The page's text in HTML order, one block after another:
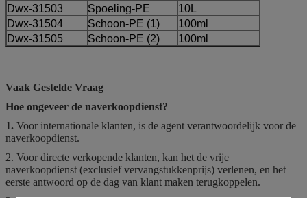
Dwx-31503
Spoeling-PE
10L
Dwx-31504
Schoon-PE (1)
100ml
Dwx-31505
Schoon-PE (2) 100ml
Vaak Gestelde Vraag
Hoe ongeveer de naverkoopdienst?
1. Voor internationale klanten, is de agent verantwoordelijk voor de
naverkoopdienst.
2. Voor directe verkopende klanten, kan het de vrije
naverkoopdienst (exclusief vervangstukkenprijs) verlenen, en het
eerste antwoord op de dag van klant maken terugkoppelen.